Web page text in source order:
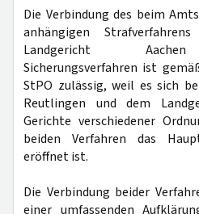
Die Verbindung des beim
anhängigen
Landgericht
Sicherungsverfahren ist
StPO zulässig, weil es sich
Reutlingen und dem
Gerichte verschiedener
beiden Verfahren das
eröffnet ist.
Die Verbindung beider
einer umfassenden